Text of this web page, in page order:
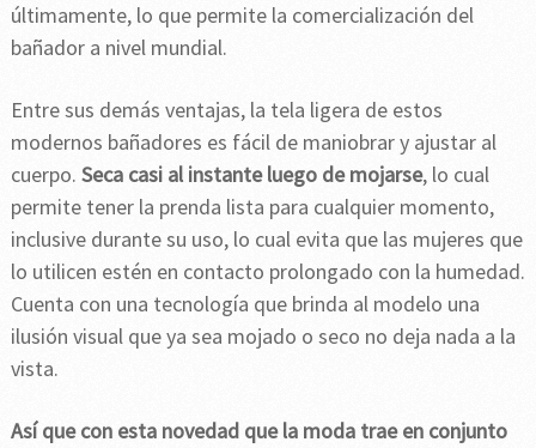
últimamente, lo que permite la comercialización del
bañador a nivel mundial.
Entre sus demás ventajas, la tela ligera de estos
modernos bañadores es fácil de maniobrar y ajustar al
cuerpo. Seca casi al instante luego de mojarse, lo cual
permite tener la prenda lista para cualquier momento,
inclusive durante su uso, lo cual evita que las mujeres que
lo utilicen estén en contacto prolongado con la humedad.
Cuenta con una tecnología que brinda al modelo una
ilusión visual que ya sea mojado o seco no deja nada a la
vista.
Así que con esta novedad que la moda trae en conjunto